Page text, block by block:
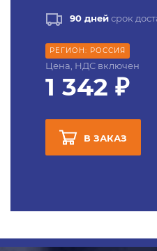
90 днейсрок
РЕГИОН: РОССИЯ
Цена, НДС включен
1 342 ₽
В ЗАКАЗ